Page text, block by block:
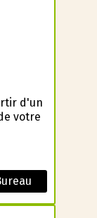
d'un
votre